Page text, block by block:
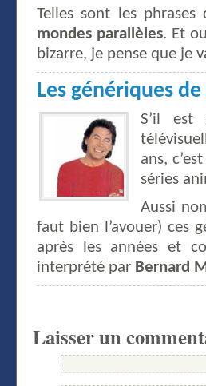
Telles sont les
mondes parallèles. Et
bizarre, je pense que je
Les génériques
S’il est
ans,
séries
Aussi
faut bien l’avouer) ces
après les années et
interprété par Bernard
Laisser un